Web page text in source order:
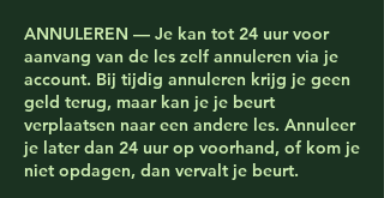
ANNULEREN — Je kan tot 24 uur voor
aanvang van de les zelf annuleren via je
account. Bij tijdig annuleren krijg je geen
geld terug, maar kan je je beurt
verplaatsen naar een andere les. Annuleer
je later dan 24 uur op voorhand, of kom je
niet opdagen, dan vervalt je beurt.